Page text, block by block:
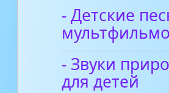
- Детские
- Звуки
для детей